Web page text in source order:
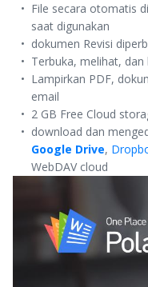
File secara otomatis
saat digunakan
dokumen Revisi
Terbuka, melihat, dan
Lampirkan PDF,
email
2 GB Free Cloud
download dan
Google Drive,
WebDAV cloud